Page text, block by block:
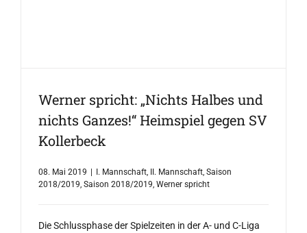
Werner spricht: „Nichts Halbes und
nichts Ganzes!“ Heimspiel gegen SV
Kollerbeck
08. Mai 2019 I. Mannschaft, II. Mannschaft, Saison
2018/2019, Saison 2018/2019, Werner spricht
Die Schlussphase der Spielzeiten in der A- und C-Liga